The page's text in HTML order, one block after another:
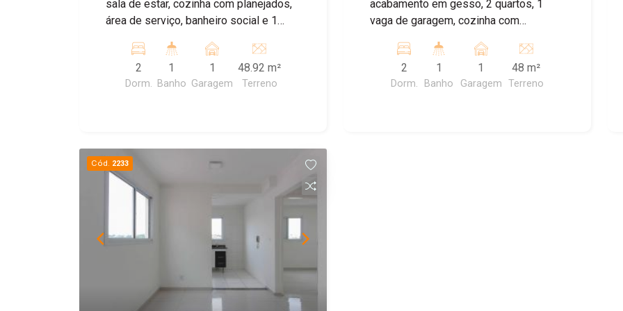
sala de estar, cozinha com planejados,
área de serviço, banheiro social e 1
2
Dorm.
1
Banho
1
Garagem
48.92 m²
Terreno
acabamento em gesso, 2 quartos, 1
vaga de garagem, cozinha com
ampla sala de TV. Agende agora mesmo
sua visita!
2
Dorm.
1
Banho
1
Garagem
48 m²
Terreno
Cód. 2233